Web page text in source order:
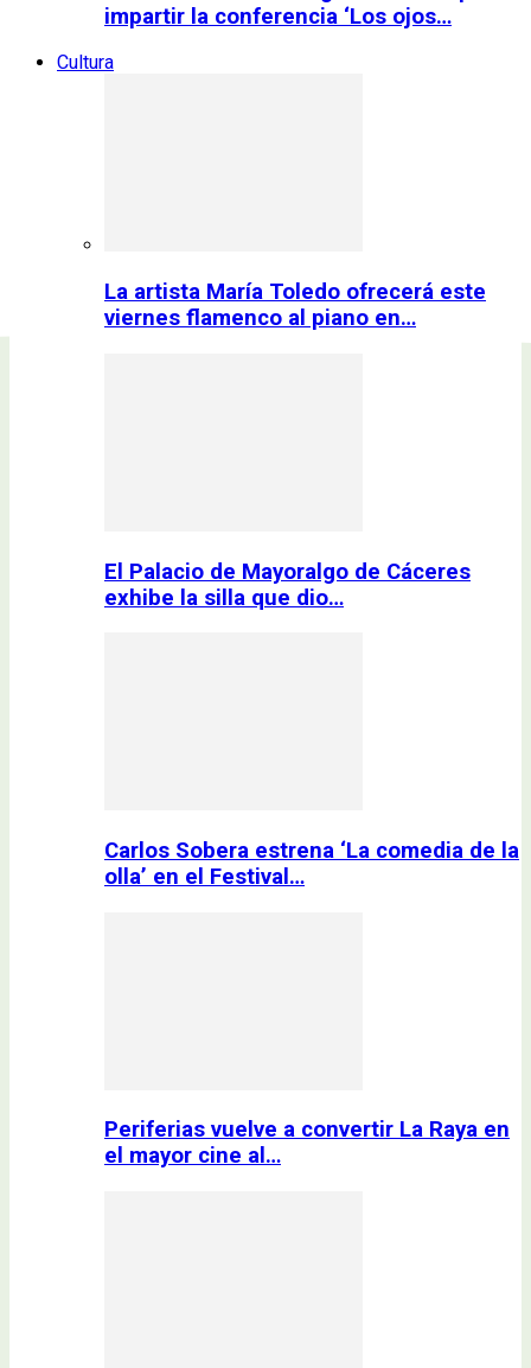
impartir la conferencia ‘Los ojos…
Cultura
La artista María Toledo ofrecerá este
viernes flamenco al piano en…
El Palacio de Mayoralgo de Cáceres
exhibe la silla que dio…
Carlos Sobera estrena ‘La comedia de la
olla’ en el Festival…
Periferias vuelve a convertir La Raya en
el mayor cine al…